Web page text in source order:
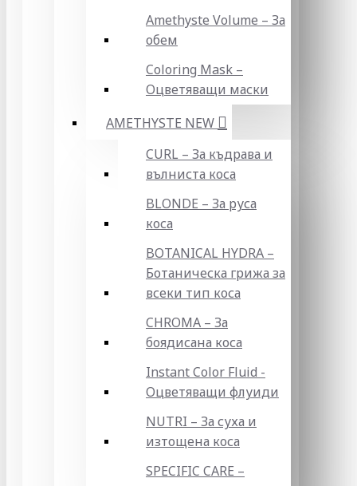
Amethyste Volume – За
обем
Coloring Mask –
Оцветяващи маски
AMETHYSTE NEW
CURL – За къдрава и
вълниста коса
BLONDE – За руса
коса
BOTANICAL HYDRA –
Ботаническа грижа за
всеки тип коса
CHROMA – За
боядисана коса
Instant Color Fluid -
Оцветяващи флуиди
NUTRI – За суха и
изтощена коса
SPECIFIC CARE –